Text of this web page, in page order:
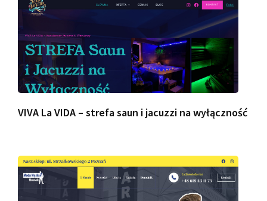
VIVA La VIDA – strefa saun i jacuzzi na wyłączność